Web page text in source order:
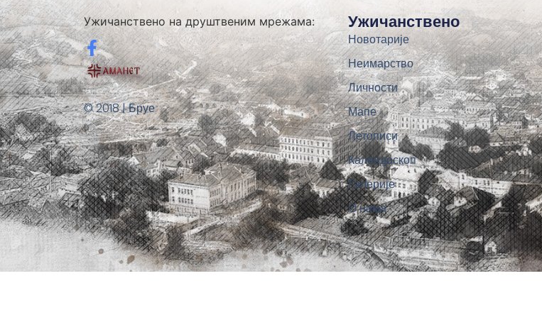
Ужичанствено на друштвеним мрежама:
© 2018 | Бруе
Ужичанствено
Новотарије
Неимарство
Личности
Мапе
Летописи
Калеидоскоп
Галерије
О нама